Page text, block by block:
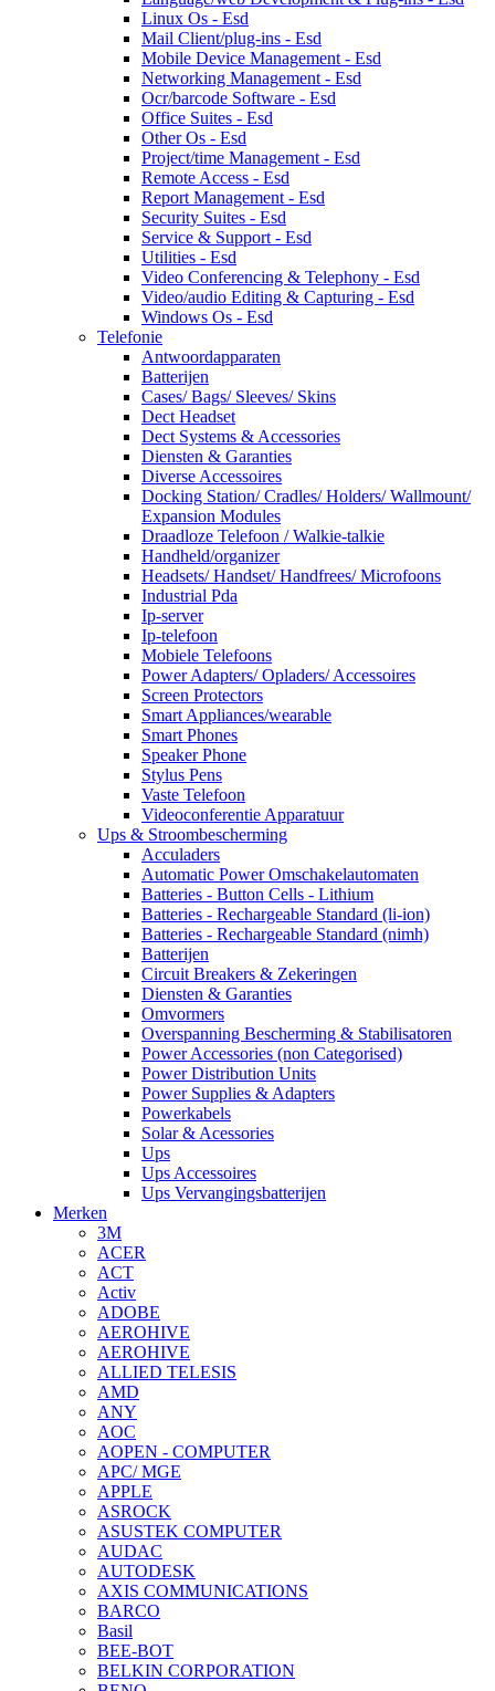
Linux Os - Esd
Mail Client/plug-ins - Esd
Mobile Device Management - Esd
Networking Management - Esd
Ocr/barcode Software - Esd
Office Suites - Esd
Other Os - Esd
Project/time Management - Esd
Remote Access - Esd
Report Management - Esd
Security Suites - Esd
Service & Support - Esd
Utilities - Esd
Video Conferencing & Telephony - Esd
Video/audio Editing & Capturing - Esd
Windows Os - Esd
Telefonie
Antwoordapparaten
Batterijen
Cases/ Bags/ Sleeves/ Skins
Dect Headset
Dect Systems & Accessories
Diensten & Garanties
Diverse Accessoires
Docking Station/ Cradles/ Holders/ Wallmount/
Expansion Modules
Draadloze Telefoon / Walkie-talkie
Handheld/organizer
Headsets/ Handset/ Handfrees/ Microfoons
Industrial Pda
Ip-server
Ip-telefoon
Mobiele Telefoons
Power Adapters/ Opladers/ Accessoires
Screen Protectors
Smart Appliances/wearable
Smart Phones
Speaker Phone
Stylus Pens
Vaste Telefoon
Videoconferentie Apparatuur
Ups & Stroombescherming
Acculaders
Automatic Power Omschakelautomaten
Batteries - Button Cells - Lithium
Batteries - Rechargeable Standard (li-ion)
Batteries - Rechargeable Standard (nimh)
Batterijen
Circuit Breakers & Zekeringen
Diensten & Garanties
Omvormers
Overspanning Bescherming & Stabilisatoren
Power Accessories (non Categorised)
Power Distribution Units
Power Supplies & Adapters
Powerkabels
Solar & Acessories
Ups
Ups Accessoires
Ups Vervangingsbatterijen
Merken
3M
ACER
ACT
Activ
ADOBE
AEROHIVE
AEROHIVE
ALLIED TELESIS
AMD
ANY
AOC
AOPEN - COMPUTER
APC/ MGE
APPLE
ASROCK
ASUSTEK COMPUTER
AUDAC
AUTODESK
AXIS COMMUNICATIONS
BARCO
Basil
BEE-BOT
BELKIN CORPORATION